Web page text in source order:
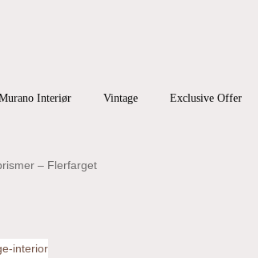
Interiør Vintage Exclusive Offer
– Flerfarget